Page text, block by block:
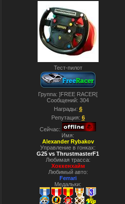
Тест-пилот
Группа: ]FREE RACER[
Сообщений: 304
Награды: 6
Репутация: 6
Сейчас:
Имя:
Alexander Rybakov
Управление в гонках:
G25 vs ThrustmasterF1
Любимая трасса:
Хоккенхайм
Любимый авто:
Ferrari
Медальки: